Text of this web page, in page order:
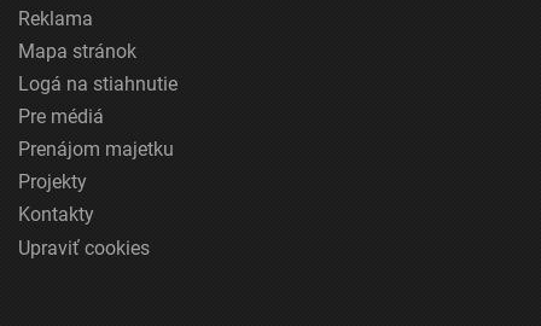
Reklama
Mapa stránok
Logá na stiahnutie
Pre médiá
Prenájom majetku
Projekty
Kontakty
Upraviť cookies